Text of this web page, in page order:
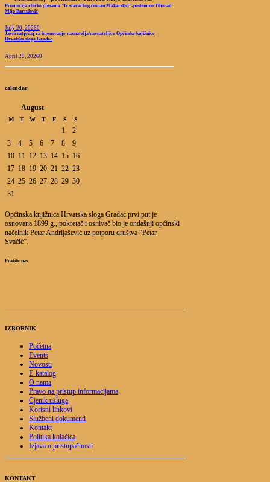
Promocija zbirke pjesama "Iz staračkog domau Makarskoj"-poshumno Tihorad
Mijo Bartulović
July 20, 20260
Javni natječaj za imenovanje ravnatelja/ravnateljice Općinske knjižnice
Hrvatska sloga Gradac
April 20, 20260
calendar
August
M T W T F S S
1
2
3
4 5 6 7 8
9
10 11 12 13 14 15 16
17 18 19 20 21 22 23
24 25 26 27 28 29 30
31
Općinska knjižnica Hrvatska sloga Gradac prvi put je
osnovana 1899.g., pokretač i osnivač bio je ondašnji općinski
načelnik Petar Andrijašević uz potporu društva “Petar
Svačić”.
Pratite nas
IZBORNIK
Početna
Events
Novosti
E-katalog
O nama
Pravo na pristup informacijama
Cjenik usluga
Korisni linkovi
Službeni dokumenti
Kontakt
Politika kolačića
Izjava o pristupačnosti
KONTAKT